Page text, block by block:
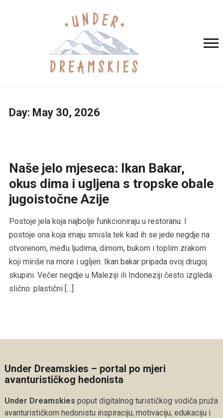
Day: May 30, 2026
Naše jelo mjeseca: Ikan Bakar,
okus dima i ugljena s tropske obale
jugoistočne Azije
Postoje jela koja najbolje funkcioniraju u restoranu. I
postoje ona koja imaju smisla tek kad ih se jede negdje na
otvorenom, među ljudima, dimom, bukom i toplim zrakom
koji miriše na more i ugljen. Ikan bakar pripada ovoj drugoj
skupini. Večer negdje u Maleziji ili Indoneziji često izgleda
slično: plastični […]
Under Dreamskies – portal po mjeri
avanturističkog hedonista
Under Dreamskies poput digitalnog turističkog vodiča pruža
avanturističkom hedonistu inspiraciju, motivaciju, edukaciju i